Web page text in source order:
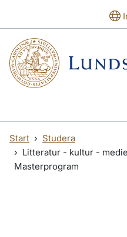
Start
Studera
Litteratur - kultur -
Masterprogram